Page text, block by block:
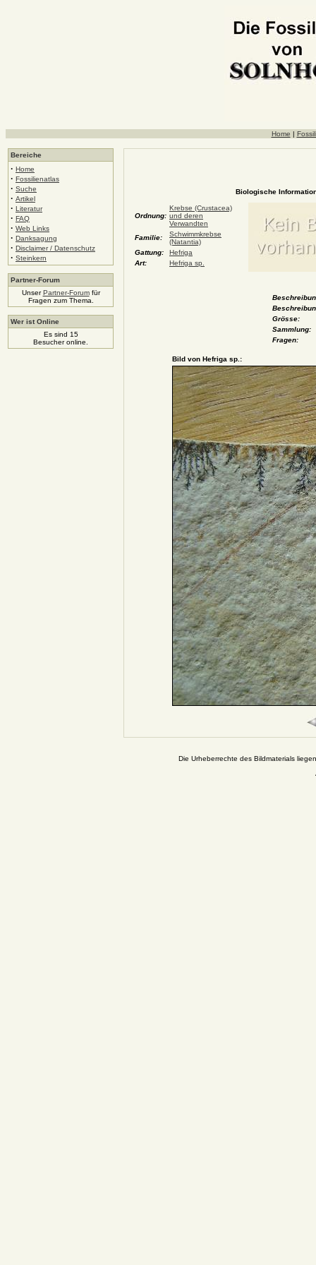
Home |
Bereiche
· Home
· Fossilienatlas
· Suche
· Artikel
· Literatur
· FAQ
· Web Links
· Danksagung
· Disclaimer / Datenschutz
· Steinkern
Partner-Forum
UnserPartner-Forumfür
Fragen zum Thema.
Wer ist Online
Es sind 15
Besucher online.
Biologische
Ordnung:
Krebse (Crustacea)
und deren
Verwandten
Familie:
Schwimmkrebse
(Natantia)
Gattung:
Hefriga
Art:
Hefriga sp.
Grösse:
Sammlung:
Fragen:
Bild von Hefriga sp.:
Die Urheberrechte des Bildmaterials